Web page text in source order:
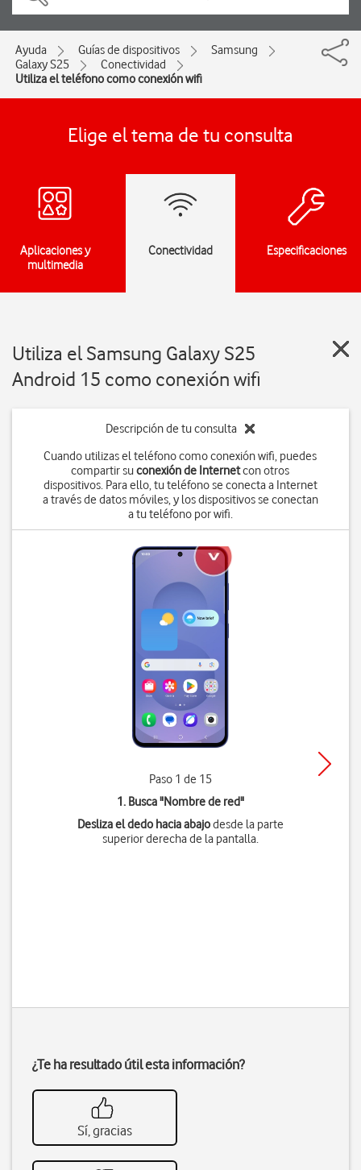
Ayuda Guías de dispositivos
Samsung
Galaxy S25
Conectividad
Utiliza el teléfono como conexión wifi
Elige el tema de tu consulta
Aplicaciones y
multimedia
Conectividad Especificaciones
Utiliza el Samsung Galaxy S25
Android 15 como conexión wifi
Descripción de tu consulta
Cuando utilizas el teléfono como conexión wifi, puedes
compartir suconexión de Internetcon otros
dispositivos. Para ello, tu teléfono se conecta a Internet
a través de datos móviles, y los dispositivos se conectan
a tu teléfono por wifi.
Paso 1 de 15
1. Busca "Nombre de red"
Desliza el dedo hacia abajodesde la parte
superior derecha de la pantalla.
¿Te ha resultado útil esta información?
Sí, gracias